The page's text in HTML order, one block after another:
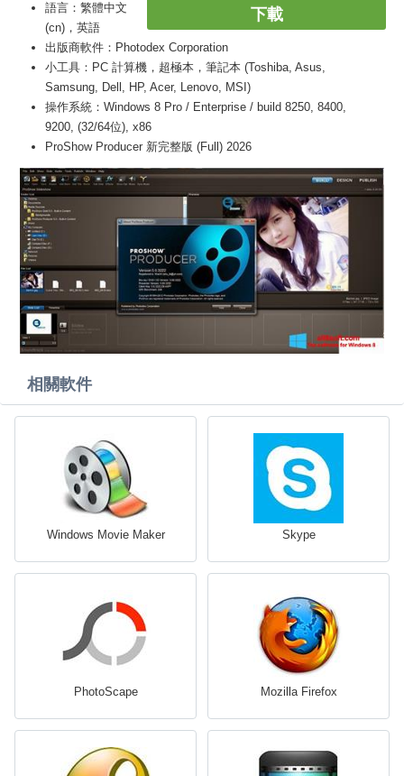
下載
語言：繁體中文
(cn)，英語
出版商軟件：Photodex Corporation
小工具：PC 計算機，超極本，筆記本 (Toshiba, Asus,
Samsung, Dell, HP, Acer, Lenovo, MSI)
操作系統：Windows 8 Pro / Enterprise / build 8250, 8400,
9200, (32/64位), x86
ProShow Producer 新完整版 (Full) 2026
相關軟件
Windows Movie Maker Skype
PhotoScape Mozilla Firefox